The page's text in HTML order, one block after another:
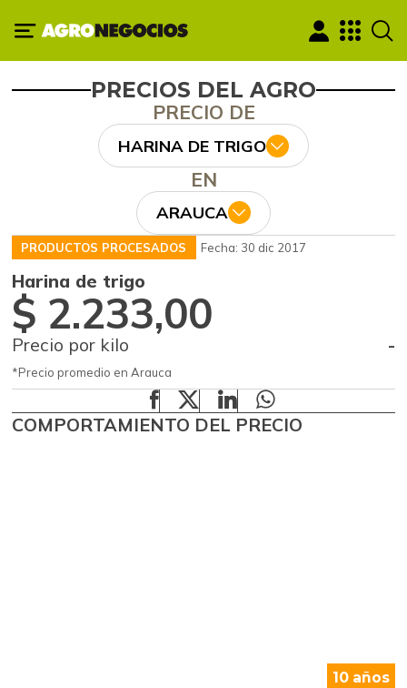
PRECIOS DEL AGRO
PRECIO DE
HARINA DE TRIGO
EN
ARAUCA
PRODUCTOS PROCESADOS Fecha: 30 dic 2017
Harina de trigo
$ 2.233,00
Precio por kilo -
*Precio promedio en Arauca
COMPORTAMIENTO DEL PRECIO
10 años